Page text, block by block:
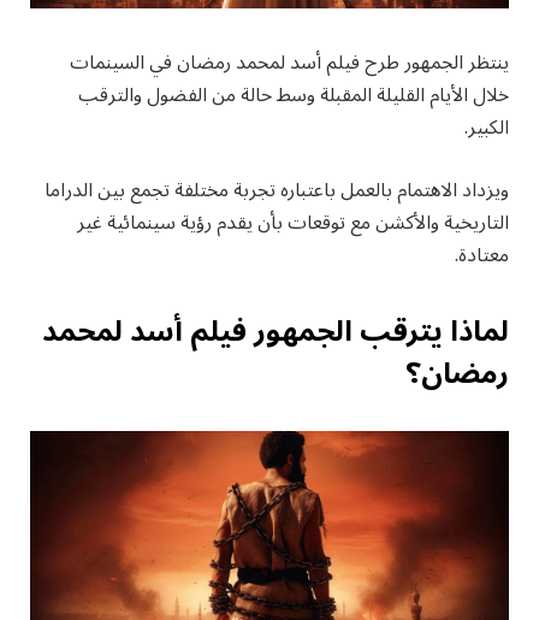
ينتظر الجمهور طرح فيلم أسد لمحمد رمضان في السينمات
خلال الأيام القليلة المقبلة وسط حالة من الفضول والترقب
الكبير.
ويزداد الاهتمام بالعمل باعتباره تجربة مختلفة تجمع بين الدراما
التاريخية والأكشن مع توقعات بأن يقدم رؤية سينمائية غير
معتادة.
لماذا يترقب الجمهور فيلم أسد لمحمد
رمضان؟